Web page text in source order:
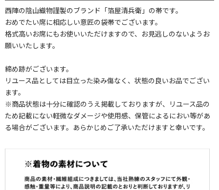
西陣の陰山織物謹製のブランド「箔屋清兵衛」の帯です。
おめでたい席に相応しい意匠の袋帯でございます。
格式高いお席にもお使いいただけますので、お見逃しのないようお
願いいたします。
締め跡がございます。
リユース品としては目立った染み傷なく、状態の良いお品でござい
ます。
※商品状態は十分に確認のうえ掲載しておりますが、リユース品の
ため記載にない軽微なダメージや使用感、保管によるにおい等があ
る場合がございます。あらかじめご了承いただけますと幸いです。